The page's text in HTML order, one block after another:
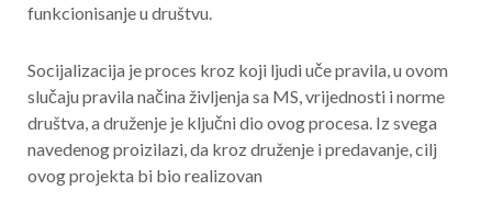
funkcionisanje u društvu.
Socijalizacija je proces kroz koji ljudi uče pravila, u ovom
slučaju pravila načina življenja sa MS, vrijednosti i norme
društva, a druženje je ključni dio ovog procesa. Iz svega
navedenog proizilazi, da kroz druženje i predavanje, cilj
ovog projekta bi bio realizovan